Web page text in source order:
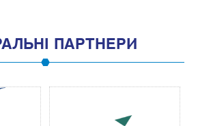
ПАРТНЕРИ